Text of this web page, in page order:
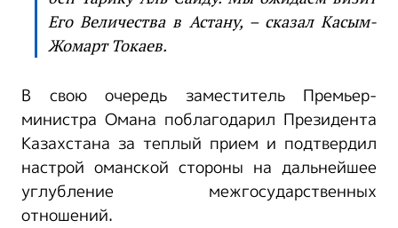
Его Величества в Астану, – сказал Касым-
Жомарт Токаев.
В свою очередь заместитель Премьер-
министра Омана поблагодарил Президента
Казахстана за теплый прием и подтвердил
настрой оманской стороны на дальнейшее
углубление межгосударственных
отношений.